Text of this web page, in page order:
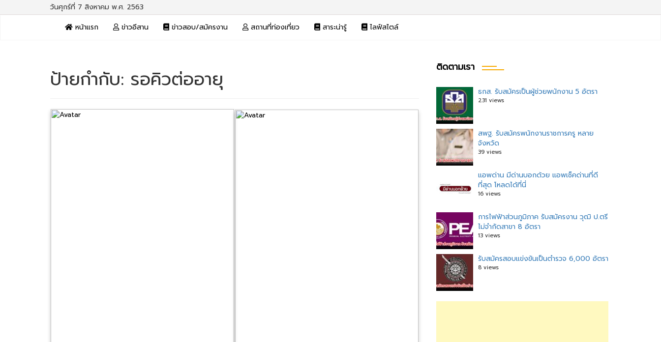
วันศุกร์ที่ 7 สิงหาคม พ.ศ. 2563
หน้าแรก
ข่าวอีสาน ข่าวสอบ/สมัครงาน สถานที่ท่องเที่ยว สาระน่ารู้ ไลฟ์สไตล์
ป้ายกำกับ: รอคิวต่ออายุ ติดตามเรา
ธกส. รับสมัครเป็นผู้ช่วยพนักงาน 5 อัตรา
231 views
สพฐ. รับสมัครพนักงานราชการครู หลาย
จังหวัด
39 views
แอพด่าน มีด่านบอกด้วย แอพเช็คด่านที่ดี
ที่สุด โหลดได้ที่นี่
16 views
การไฟฟ้าส่วนภูมิภาค รับสมัครงาน วุฒิ ป.ตรี
ไม่จำกัดสาขา 8 อัตรา
13 views
รับสมัครสอบแข่งขันเป็นตำรวจ 6,000 อัตรา
8 views